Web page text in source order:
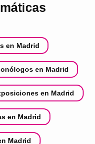
en Madrid
en Madrid
en Madrid
en Madrid
Madrid